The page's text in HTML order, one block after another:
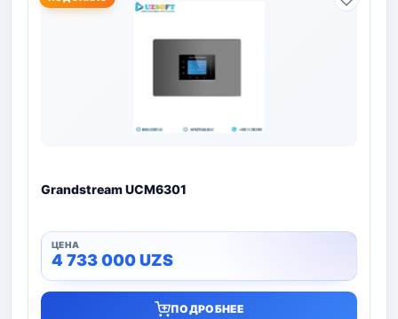
Grandstream UCM6301
4 733 000UZS
ПОДРОБНЕЕ